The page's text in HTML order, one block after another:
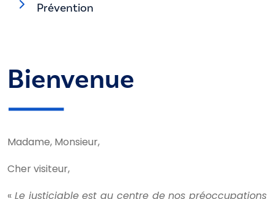
Prévention
Bienvenue
Madame, Monsieur,
Cher visiteur,
« Le justiciable est au centre de nos préoccupations